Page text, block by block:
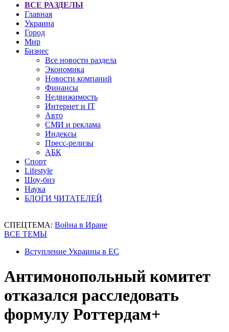
ВСЕ РАЗДЕЛЫ
Главная
Украина
Город
Мир
Бизнес
Все новости раздела
Экономика
Новости компаний
Финансы
Недвижимость
Интернет и IT
Авто
СМИ и реклама
Индексы
Пресс-релизы
АБК
Спорт
Lifestyle
Шоу-биз
Наука
БЛОГИ ЧИТАТЕЛЕЙ
СПЕЦТЕМА: Война в Иране
ВСЕ ТЕМЫ
Вступление Украины в ЕС
Антимонопольный комитет
отказался расследовать
формулу Роттердам+